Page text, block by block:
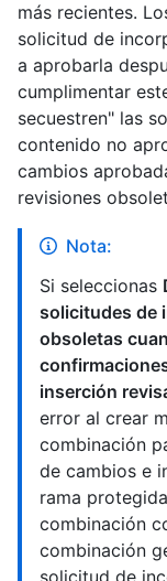
más recientes.
solicitud de
a aprobarla
cumplimentar
secuestren" las
contenido no
cambios
revisiones
Nota:
Si seleccionas
solicitudes de
obsoletas
inserción
error al crear
combinación
de cambios e
rama
combinación
combinación